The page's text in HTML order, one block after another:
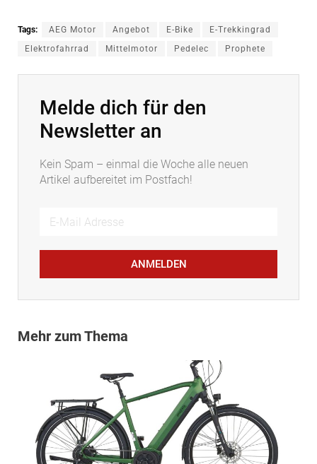
Tags: AEG Motor Angebot E-Bike
E-Trekkingrad
Elektrofahrrad
Mittelmotor Pedelec Prophete
Melde dich für den
Newsletter an
Kein Spam – einmal die Woche alle neuen
Artikel aufbereitet im Postfach!
ANMELDEN
Mehr zum Thema